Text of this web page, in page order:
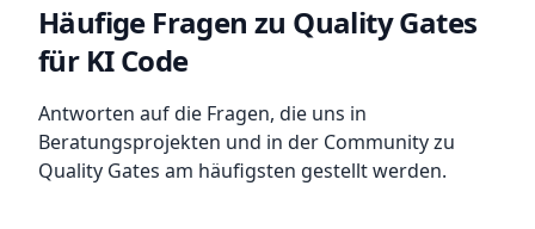
Häufige Fragen zu Quality Gates
für KI Code
Antworten auf die Fragen, die uns in
Beratungsprojekten und in der Community zu
Quality Gates am häufigsten gestellt werden.